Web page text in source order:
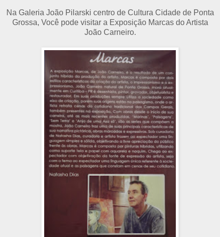
Na Galeria João Pilarski centro de Cultura Cidade de Ponta
Grossa, Você pode visitar a Exposição Marcas do Artista
João Carneiro.